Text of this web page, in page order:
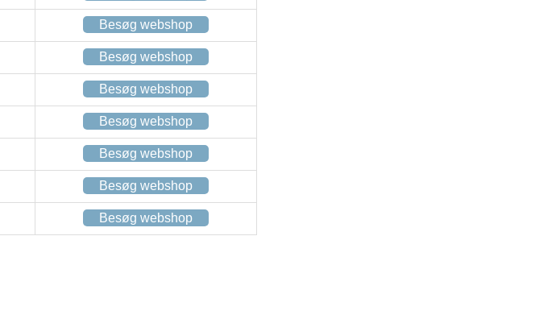
Besøg webshop
Besøg webshop
Besøg webshop
Besøg webshop
Besøg webshop
Besøg webshop
Besøg webshop